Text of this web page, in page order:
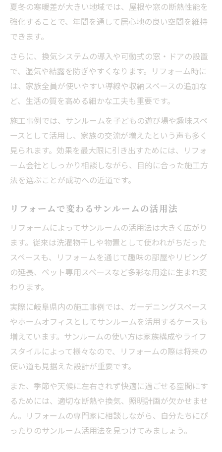
サンルームリフォームで日々の動線が快適
夏冬の寒暖差が大きい地域では、屋根や窓の断熱性能を
強化することで、年間を通して居心地の良い空間を維持
できます。
さらに、換気システムの導入や可動式の窓・ドアの設置
で、湿気や結露を防ぎやすくなります。リフォーム時に
は、家族全員が使いやすい導線や収納スペースの追加な
ど、生活の質を高める細かな工夫も重要です。
施工事例では、サンルームを子どもの遊び場や趣味スペ
ースとして活用し、家族の交流が増えたという声も多く
見られます。効果を最大限に引き出すためには、リフォ
ーム会社としっかり相談しながら、目的に合った施工方
法を選ぶことが成功への近道です。
リフォームで変わるサンルームの活用法
リフォームによってサンルームの活用法は大きく広がり
ます。従来は洗濯物干しや物置として使われがちだった
スペースも、リフォームを通じて趣味の部屋やリビング
の延長、ペット専用スペースなど多彩な用途に生まれ変
わります。
実際に岐阜県内の施工事例では、ガーデニングスペース
やホームオフィスとしてサンルームを活用するケースも
増えています。サンルームの使い方は家族構成やライフ
スタイルによって様々なので、リフォームの際は将来の
使い道も見据えた設計が重要です。
また、季節や天候に左右されず快適に過ごせる空間にす
るためには、適切な断熱や換気、照明計画が欠かせませ
ん。リフォームの専門家に相談しながら、自分たちにぴ
ったりのサンルーム活用法を見つけてみましょう。